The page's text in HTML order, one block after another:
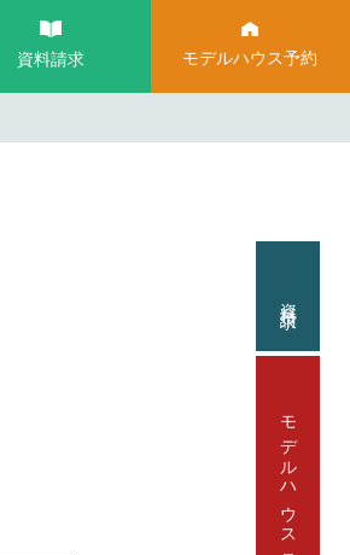
資料請求 モデルハウス予約
モデルハウス見学予約